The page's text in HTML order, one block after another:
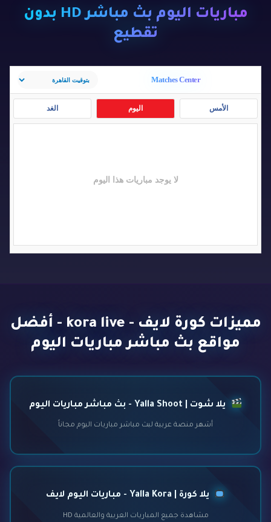
مباريات اليوم بث مباشر HD بدون
تقطيع
Matches Center
الأمس اليوم الغد
لا يوجد مباريات هذا اليوم
مميزات كورة لايف - kora live - أفضل
مواقع بث مباشر مباريات اليوم
يلا شوت | Yalla Shoot - بث مباشر مباريات اليوم
أشهر منصة عربية لبث مباشر مباريات اليوم مجاناً
يلا كورة | Yalla Kora - مباريات اليوم لايف
مشاهدة جميع المباريات العربية والعالمية HD